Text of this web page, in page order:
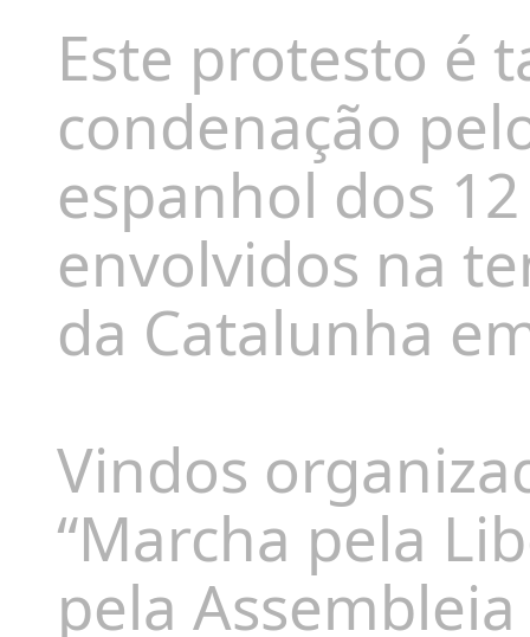
Este protesto é
condenação
espanhol dos
envolvidos na
da Catalunha
Vindos
“Marcha pela
pela